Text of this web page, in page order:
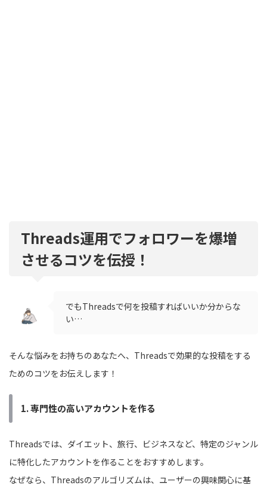
Threads運用でフォロワーを爆増
させるコツを伝授！
でもThreadsで何を投稿すればいいか分からな
い…
そんな悩みをお持ちのあなたへ、Threadsで効果的な投稿をする
ためのコツをお伝えします！
1. 専門性の高いアカウントを作る
Threadsでは、ダイエット、旅行、ビジネスなど、特定のジャンル
に特化したアカウントを作ることをおすすめします。
なぜなら、Threadsのアルゴリズムは、ユーザーの興味関心に基